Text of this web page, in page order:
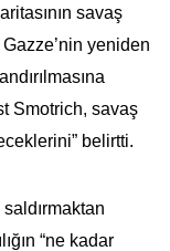
savaş
yeniden
Smotrich, savaş
belirtti.
saldırmaktan
“ne kadar